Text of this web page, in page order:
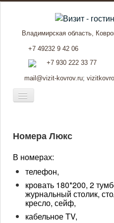
Владимирская область,
+7 49232 9 42 06
+7 930 222 33 77
mail@vizit-kovrov.ru;
Включить/
выключить
Бронирование
Фото
Отзывы
Контакты
Номера Люкс
В номерах:
телефон,
кровать 180*200, 2
журнальный столик,
кресло, сейф,
кабельное TV,